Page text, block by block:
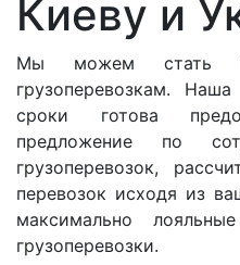
Киеву и
Мы можем стать
грузоперевозкам.
сроки готова
предложение по
грузоперевозок,
перевозок исходя из
максимально
грузоперевозки.